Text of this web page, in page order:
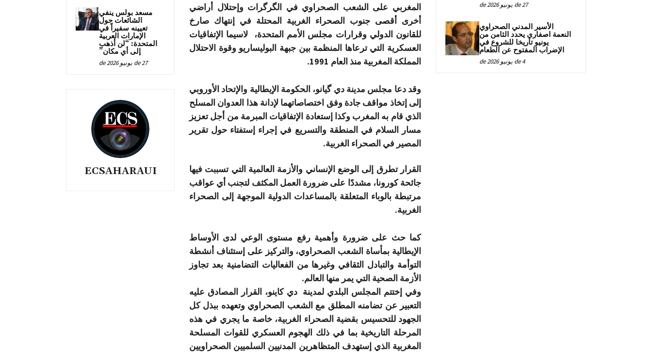
مسعد بولس ينفي
الشائعات حول
تعيينه سفيراً في
الإمارات العربية
المتحدة: “لن أذهب
إلى أي مكان”
27 de يونيو de 2026
ECSAHARAUI
المغربي على الشعب الصحراوي في الگرگرات وإحتلال أراضي
أخرى أقصى جنوب الصحراء الغربية المحتلة في إنتهاك صارخ
للقانون الدولي وقرارات مجلس الأمم المتحدة، لاسيما الإتفاقيات
العسكرية التي ترعاها المنظمة بين جبهة البوليساريو وقوة الاحتلال
المملكة المغربية منذ العام 1991.
وقد دعا مجلس مدينة دي گيانو، الحكومة الإيطالية والإتحاد الأوروبي
إلى إتخاذ مواقف جادة وفق اختصاصاتهما لإدانة هذا العدوان المسلح
الذي قام به المغرب وكذا إستعادة الإتفاقيات المبرمة من أجل تعزيز
مسار السلام في المنطقة والتسريع في إجراء إستفتاء حول تقرير
المصير في الصحراء الغربية.
القرار تطرق إلى الوضع الإنساني والأزمة العالمية التي تسببت فيها
جائحة كورونا، مشددًا على ضرورة العمل المكثف لتجنب أي عواقب
مرتبطة بالوباء المتعلقة بالمساعدات الدولية الموجهة إلى الصحراء
الغربية.
كما حث على ضرورة وأهمية رفع مستوى الوعي لدى الأوساط
الإيطالية بمأساة الشعب الصحراوي، والتركيز على إستئناف أنشطة
التوأمة والتبادل الثقافي وغيرها من الفعاليات التضامنية بعد تجاوز
الأزمة الصحية التي يمر منها العالم.
وفي إختتم المجلس البلدي لمدينة دي كاينو، القرار المصادق عليه
التعبير عن تضامنه المطلق مع الشعب الصحراوي وتعهده ببذل كل
الجهود للتحسيس بقضية الصحراء الغربية، خاصة ما يجري في هذه
المرحلة التاريخية بما في ذلك الهجوم العسكري للقوات المسلحة
المغربية الذي إستهدف المتظاهرين المدنيين السلميين الصحراويين
27 de يونيو de 2026
الأسير المدني الصحراوي
النعمة اصفاري يحدد الثامن من
يونيو تاريخا للشروع في
الإضراب المفتوح عن الطعام
4 de يونيو de 2026